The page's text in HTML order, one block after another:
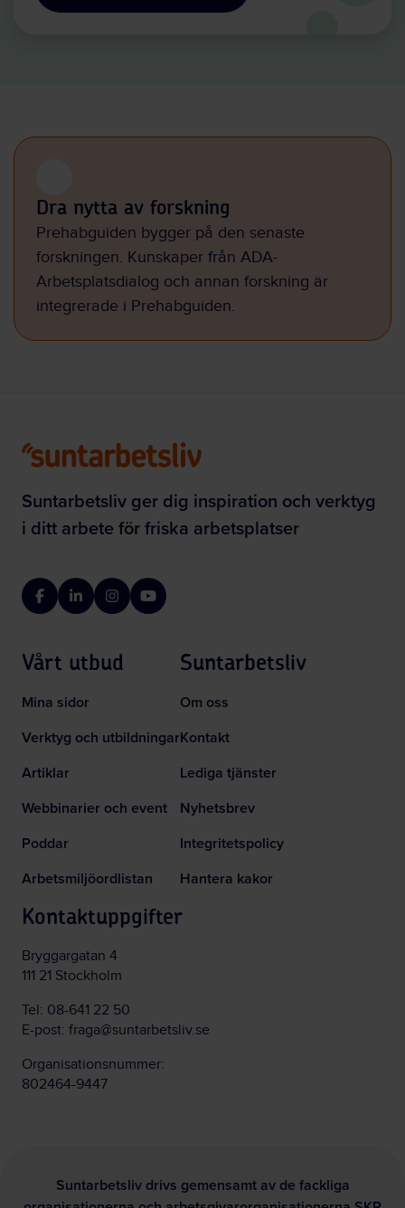
Dra nytta av forskning
Prehabguiden bygger på den senaste
forskningen. Kunskaper från ADA-
Arbetsplatsdialog och annan forskning är
integrerade i Prehabguiden.
Suntarbetsliv ger dig inspiration och verktyg
i ditt arbete för friska arbetsplatser
FacebookLinkedInInstagramYouTube
Vårt utbud
Mina sidor
Verktyg och utbildningar
Artiklar
Webbinarier och event
Poddar
Arbetsmiljöordlistan
Suntarbetsliv
Om oss
Kontakt
Lediga tjänster
Nyhetsbrev
Integritetspolicy
Hantera kakor
Kontaktuppgifter
Bryggargatan 4
111 21 Stockholm
Tel: 08-641 22 50
E-post: fraga@suntarbetsliv.se
Organisationsnummer:
802464-9447
Suntarbetsliv drivs gemensamt av de fackliga